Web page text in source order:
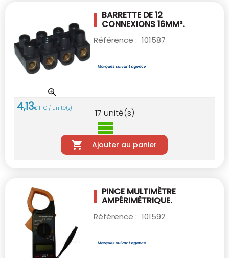
BARRETTE DE 12
CONNEXIONS 16MM².
Référence : 101587
4,13€TTC / unité(s) 17 unité(s)
Ajouter au panier
PINCE MULTIMÈTRE
AMPÉRIMÈTRIQUE.
Référence : 101592